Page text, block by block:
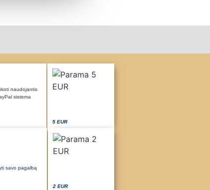
naudojantis
sistema
5 EUR
savo pagalbą
2 EUR